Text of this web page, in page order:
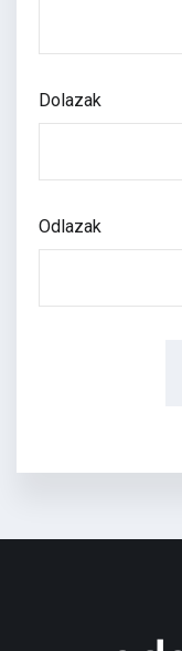
Dolazak
Odlazak